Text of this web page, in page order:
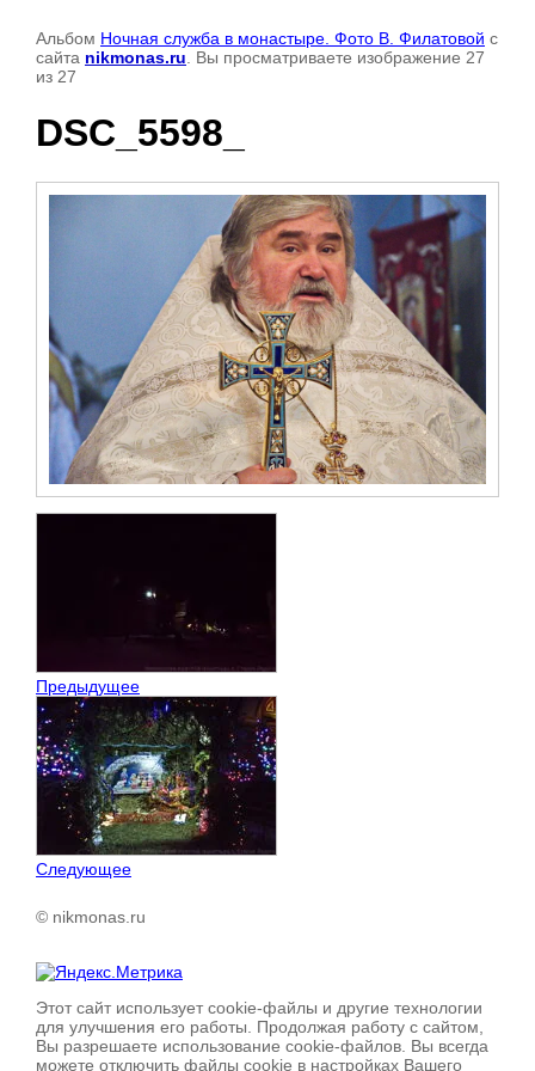
Альбом Ночная служба в монастыре. Фото В. Филатовой с
сайта nikmonas.ru . Вы просматриваете изображение 27
из 27
DSC_5598_
Предыдущее
Следующее
© nikmonas.ru
Этот сайт использует cookie-файлы и другие технологии
для улучшения его работы. Продолжая работу с сайтом,
Вы разрешаете использование cookie-файлов. Вы всегда
можете отключить файлы cookie в настройках Вашего